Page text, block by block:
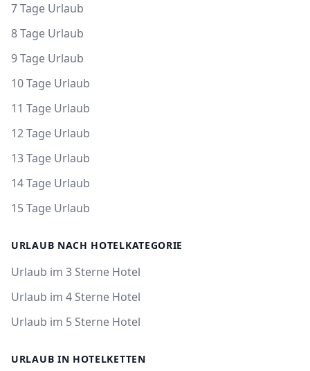
7 Tage Urlaub
8 Tage Urlaub
9 Tage Urlaub
10 Tage Urlaub
11 Tage Urlaub
12 Tage Urlaub
13 Tage Urlaub
14 Tage Urlaub
15 Tage Urlaub
URLAUB NACH HOTELKATEGORIE
Urlaub im 3 Sterne Hotel
Urlaub im 4 Sterne Hotel
Urlaub im 5 Sterne Hotel
URLAUB IN HOTELKETTEN